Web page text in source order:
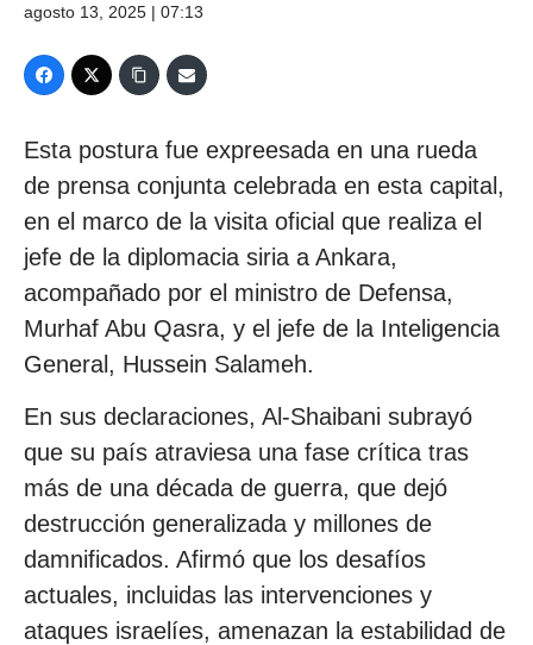
agosto 13, 2025 | 07:13
Esta postura fue expreesada en una rueda
de prensa conjunta celebrada en esta capital,
en el marco de la visita oficial que realiza el
jefe de la diplomacia siria a Ankara,
acompañado por el ministro de Defensa,
Murhaf Abu Qasra, y el jefe de la Inteligencia
General, Hussein Salameh.
En sus declaraciones, Al-Shaibani subrayó
que su país atraviesa una fase crítica tras
más de una década de guerra, que dejó
destrucción generalizada y millones de
damnificados. Afirmó que los desafíos
actuales, incluidas las intervenciones y
ataques israelíes, amenazan la estabilidad de